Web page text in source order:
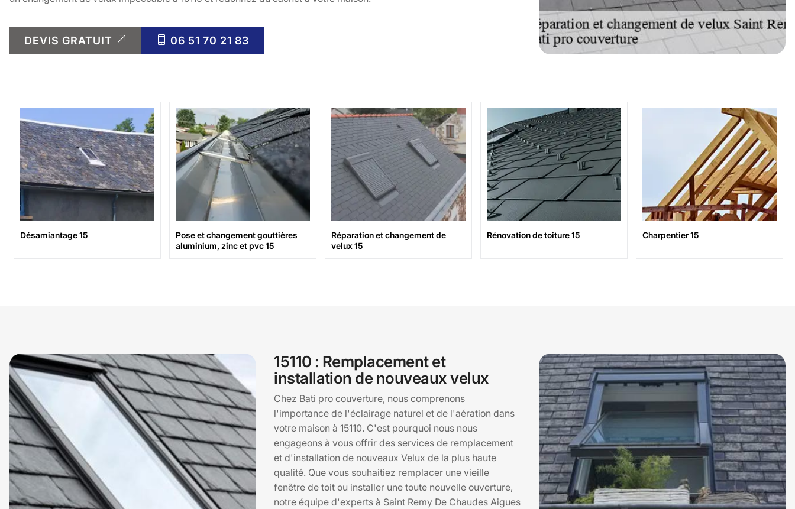
DEVIS GRATUIT 06 51 70 21 83
Désamiantage 15
Pose et changement gouttières
aluminium, zinc et pvc 15
Réparation et changement de
velux 15
Rénovation de toiture 15 Charpentier 15
15110 : Remplacement et
installation de nouveaux velux
Chez Bati pro couverture, nous comprenons
l'importance de l'éclairage naturel et de l'aération dans
votre maison à 15110. C'est pourquoi nous nous
engageons à vous offrir des services de remplacement
et d'installation de nouveaux Velux de la plus haute
qualité. Que vous souhaitiez remplacer une vieille
fenêtre de toit ou installer une toute nouvelle ouverture,
notre équipe d'experts à Saint Remy De Chaudes Aigues